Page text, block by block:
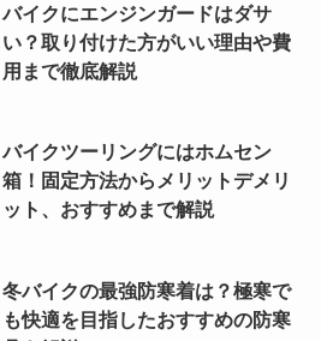
バイクにエンジンガードはダサ
い？取り付けた方がいい理由や費
用まで徹底解説
バイクツーリングにはホムセン
箱！固定方法からメリットデメリ
ット、おすすめまで解説
冬バイクの最強防寒着は？極寒で
も快適を目指したおすすめの防寒